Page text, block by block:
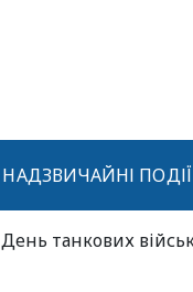
НАДЗВИЧАЙНІ ПОДІЇ
танкових